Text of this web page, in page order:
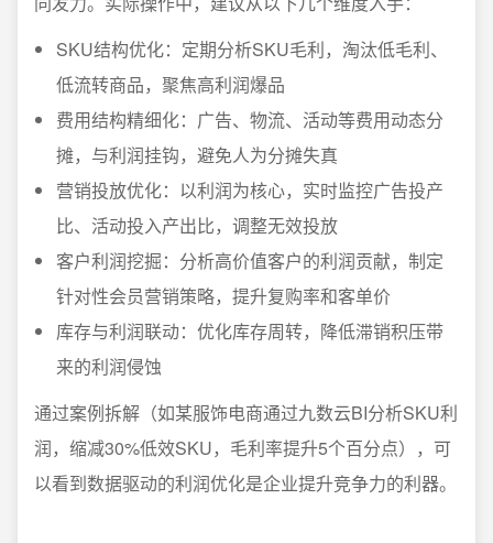
SKU结构优化：定期分析SKU毛利，淘汰低毛利、
低流转商品，聚焦高利润爆品
费用结构精细化：广告、物流、活动等费用动态分
摊，与利润挂钩，避免人为分摊失真
营销投放优化：以利润为核心，实时监控广告投产
比、活动投入产出比，调整无效投放
客户利润挖掘：分析高价值客户的利润贡献，制定
针对性会员营销策略，提升复购率和客单价
库存与利润联动：优化库存周转，降低滞销积压带
来的利润侵蚀
通过案例拆解（如某服饰电商通过九数云BI分析SKU利
润，缩减30%低效SKU，毛利率提升5个百分点），可
以看到数据驱动的利润优化是企业提升竞争力的利器。